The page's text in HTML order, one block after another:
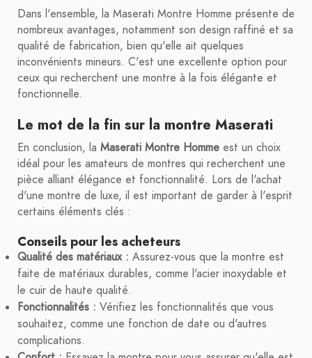
Dans l'ensemble, la Maserati Montre Homme présente de
nombreux avantages, notamment son design raffiné et sa
qualité de fabrication, bien qu'elle ait quelques
inconvénients mineurs. C'est une excellente option pour
ceux qui recherchent une montre à la fois élégante et
fonctionnelle.
Le mot de la fin sur la montre Maserati
En conclusion, la Maserati Montre Homme est un choix
idéal pour les amateurs de montres qui recherchent une
pièce alliant élégance et fonctionnalité. Lors de l'achat
d'une montre de luxe, il est important de garder à l'esprit
certains éléments clés :
Conseils pour les acheteurs
Qualité des matériaux : Assurez-vous que la montre est
faite de matériaux durables, comme l'acier inoxydable et
le cuir de haute qualité.
Fonctionnalités : Vérifiez les fonctionnalités que vous
souhaitez, comme une fonction de date ou d'autres
complications.